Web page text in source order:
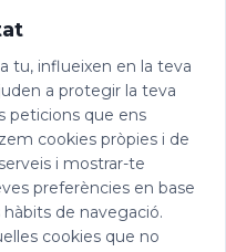
tu, influeixen en la teva
a protegir la teva
peticions que ens
cookies pròpies i de
i mostrar-te
preferències en base
de navegació.
cookies que no